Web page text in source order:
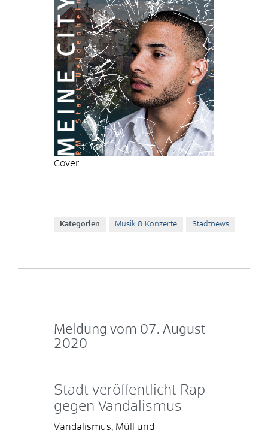
Cover
Kategorien Musik & Konzerte Stadtnews
Meldung vom 07. August
2020
Stadt veröffentlicht Rap
gegen Vandalismus
Vandalismus, Müll und